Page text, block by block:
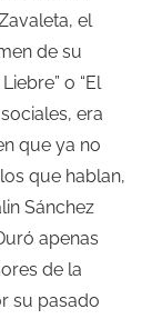
el
de su
o “El
era
que ya no
que hablan,
Sánchez
apenas
de la
su pasado